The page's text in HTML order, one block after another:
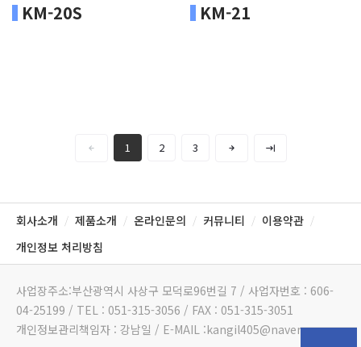
KM-20S KM-21
1 2 3
회사소개 / 제품소개 / 온라인문의 / 커뮤니티 / 이용약관 /
개인정보 처리방침
사업장주소:부산광역시 사상구 모덕로96번길 7 / 사업자번호 : 606-
04-25199 / TEL : 051-315-3056 / FAX : 051-315-3051
개인정보관리책임자 : 강남일 / E-MAIL :kangil405@naver.com